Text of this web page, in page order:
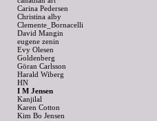
Carina Pedersen
Christina alby
Clemente_Bornacelli
David Mangin
eugene zenin
Evy Olesen
Goldenberg
Göran Carlsson
Harald Wiberg
HN
I M Jensen
Kanjilal
Karen Cotton
Kim Bo Jensen